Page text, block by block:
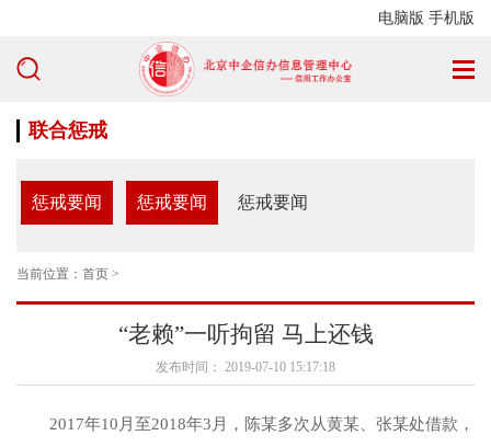
电脑版 手机版
联合惩戒
惩戒要闻 惩戒要闻 惩戒要闻
当前位置： 首页 >
“老赖”一听拘留 马上还钱
发布时间： 2019-07-10 15:17:18
2017年10月至2018年3月，陈某多次从黄某、张某处借款，